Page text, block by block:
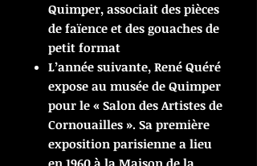
Quimper, associait des pièces
de faïence et des gouaches de
petit format
L’année suivante, René Quéré
expose au musée de Quimper
pour le « Salon des Artistes de
Cornouailles ». Sa première
exposition parisienne a lieu
en 1960 à la Maison de la